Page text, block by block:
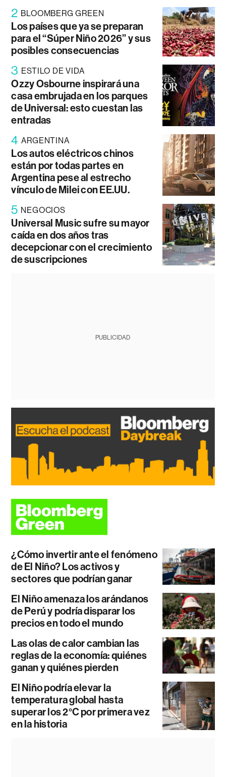
2 BLOOMBERG GREEN
Los países que ya se preparan
para el “Súper Niño 2026” y sus
posibles consecuencias
3 ESTILO DE VIDA
Ozzy Osbourne inspirará una
casa embrujada en los parques
de Universal: esto cuestan las
entradas
4 ARGENTINA
Los autos eléctricos chinos
están por todas partes en
Argentina pese al estrecho
vínculo de Milei con EE.UU.
5 NEGOCIOS
Universal Music sufre su mayor
caída en dos años tras
decepcionar con el crecimiento
de suscripciones
PUBLICIDAD
¿Cómo invertir ante el fenómeno
de El Niño? Los activos y
sectores que podrían ganar
El Niño amenaza los arándanos
de Perú y podría disparar los
precios en todo el mundo
Las olas de calor cambian las
reglas de la economía: quiénes
ganan y quiénes pierden
El Niño podría elevar la
temperatura global hasta
superar los 2°C por primera vez
en la historia